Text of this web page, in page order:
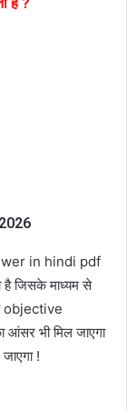
in hindi pdf
जिसके माध्यम से
objective
भी मिल जाएगा
!